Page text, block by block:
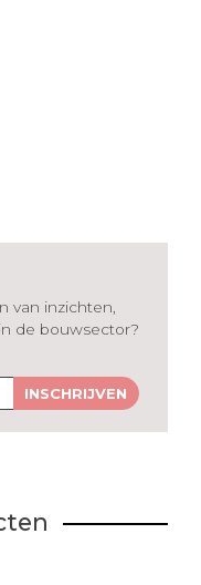
van inzichten,
de bouwsector?
INSCHRIJVEN